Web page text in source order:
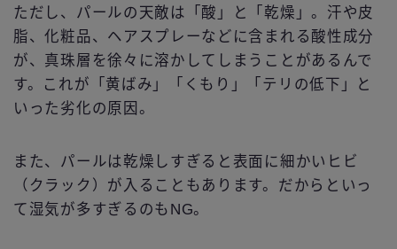
ただし、パールの天敵は「酸」と「乾燥」。汗や皮
脂、化粧品、ヘアスプレーなどに含まれる酸性成分
が、真珠層を徐々に溶かしてしまうことがあるんで
す。これが「黄ばみ」「くもり」「テリの低下」と
いった劣化の原因。
また、パールは乾燥しすぎると表面に細かいヒビ
（クラック）が入ることもあります。だからといっ
て湿気が多すぎるのもNG。